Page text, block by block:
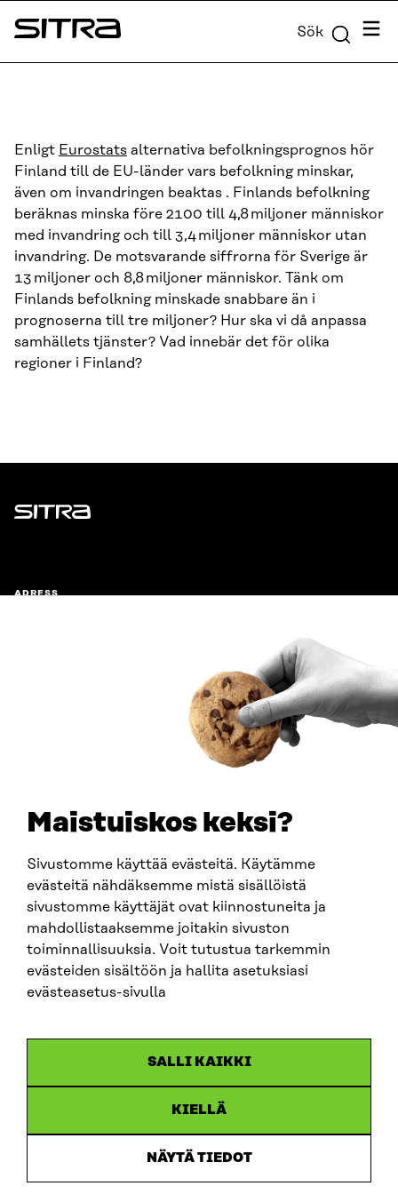
Maistuiskos keksi?
Sivustomme käyttää evästeitä. Käytämme
evästeitä nähdäksemme mistä sisällöistä
sivustomme käyttäjät ovat kiinnostuneita ja
mahdollistaaksemme joitakin sivuston
toiminnallisuuksia. Voit tutustua tarkemmin
evästeiden sisältöön ja hallita asetuksiasi
evästeasetus-sivulla
SALLI KAIKKI
KIELLÄ
NÄYTÄ TIEDOT
Skip to
content
Sitra Sök Meny
Enligt Eurostats alternativa befolkningsprognos hör
Finland till de EU-länder vars befolkning minskar,
även om invandringen beaktas . Finlands befolkning
beräknas minska före 2100 till 4,8 miljoner människor
med invandring och till 3,4 miljoner människor utan
invandring. De motsvarande siffrorna för Sverige är
13 miljoner och 8,8 miljoner människor. Tänk om
Finlands befolkning minskade snabbare än i
prognoserna till tre miljoner? Hur ska vi då anpassa
samhällets tjänster? Vad innebär det för olika
regioner i Finland?
Sitra
ADRESS
fornamn.efternamn@sitra.fi
SITRA PÅ SOCIALA MEDIER
LinkedIn
Instagram
YouTube
Tillgänglighetsutredning
Beskrivning av handlingsoffentligheten